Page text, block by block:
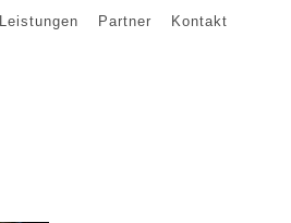
Leistungen Partner Kontakt